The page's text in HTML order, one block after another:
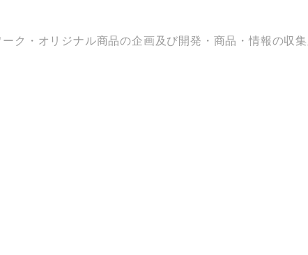
ク・オリジナル商品の企画及び開発・商品・情報の収